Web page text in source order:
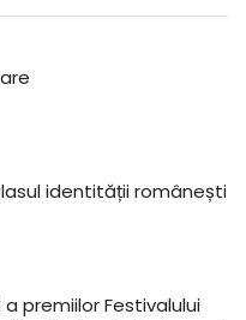
identității românești
premiilor Festivalului